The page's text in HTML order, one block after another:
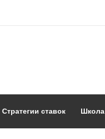
Стратегии ставок Школа